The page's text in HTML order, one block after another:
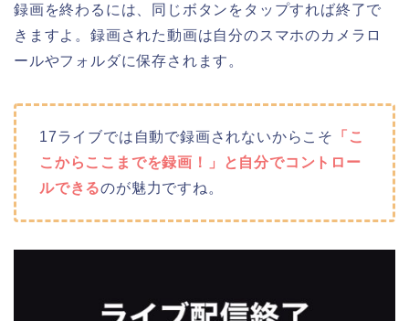
録画を終わるには、同じボタンをタップすれば終了で
きますよ。録画された動画は自分のスマホのカメラロ
ールやフォルダに保存されます。
17ライブでは自動で録画されないからこそ
「こ
こからここまでを録画！」と自分でコントロー
ルできるのが魅力ですね。